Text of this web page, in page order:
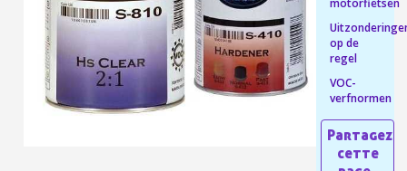
Retourneer producten binnen 14 dagen
5€ korting op de eerste bestelling
10€ shopping voucher voor elke verwijzing
Schrijf je in voor de nieuwsbrief: €5 korting
Betaling in 4x gratis vanaf een aankoopwaarde van 30€.
op de
regel
VOC-
verfnormen